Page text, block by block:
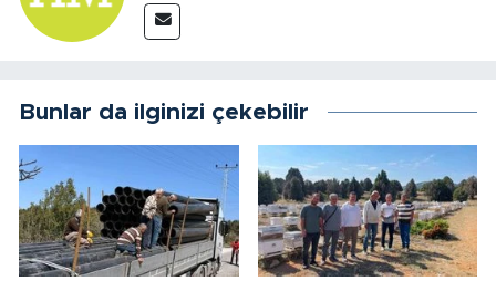
Bunlar da ilginizi çekebilir